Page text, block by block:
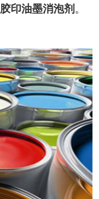
胶印油墨消泡剂 。